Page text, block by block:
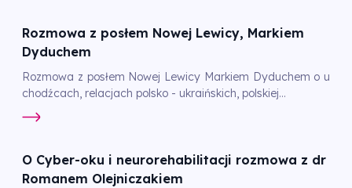
Rozmowa z posłem Nowej Lewicy, Markiem
Dyduchem
Rozmowa z posłem Nowej Lewicy Markiem Dyduchem o u
chodźcach, relacjach polsko - ukraińskich, polskiej...
O Cyber-oku i neurorehabilitacji rozmowa z dr
Romanem Olejniczakiem